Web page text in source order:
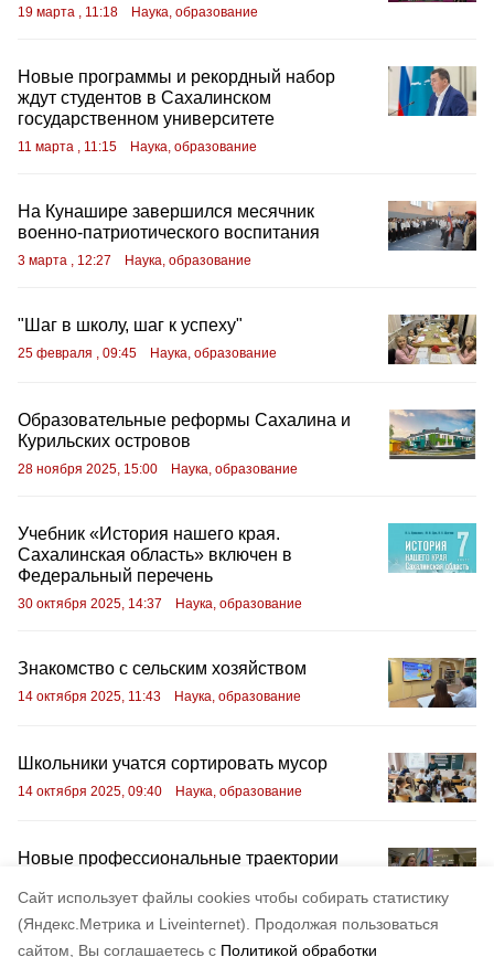
Cайт использует файлы cookies чтобы собирать статистику
(Яндекс.Метрика и Liveinternet).
Продолжая пользоваться
сайтом, Вы соглашаетесь с Политикой обработки
19 марта , 11:18 Наука, образование
Новые программы и рекордный набор
ждут студентов в Сахалинском
государственном университете
11 марта , 11:15 Наука, образование
На Кунашире завершился месячник
военно-патриотического воспитания
3 марта , 12:27 Наука, образование
"Шаг в школу, шаг к успеху"
25 февраля , 09:45 Наука, образование
Образовательные реформы Сахалина и
Курильских островов
28 ноября 2025, 15:00 Наука, образование
Учебник «История нашего края.
Сахалинская область» включен в
Федеральный перечень
30 октября 2025, 14:37 Наука, образование
Знакомство с сельским хозяйством
14 октября 2025, 11:43 Наука, образование
Школьники учатся сортировать мусор
14 октября 2025, 09:40 Наука, образование
Новые профессиональные траектории